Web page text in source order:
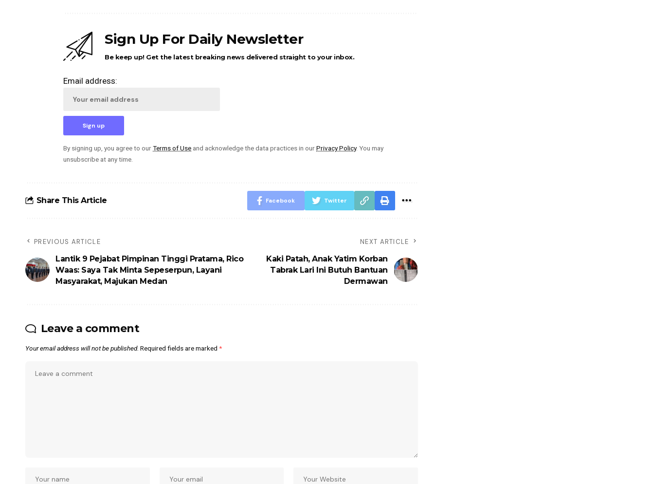
Sign Up For Daily Newsletter
Be keep up! Get the latest breaking news delivered straight to your inbox.
Email address:
By signing up, you agree to ourTerms of Use and acknowledge the data practices in ourPrivacy Policy. You may
unsubscribe at any time.
Share This Article Facebook Twitter
PREVIOUS ARTICLE
Lantik 9 Pejabat Pimpinan Tinggi Pratama, Rico
Waas: Saya Tak Minta Sepeserpun, Layani
Masyarakat, Majukan Medan
NEXT ARTICLE
Kaki Patah, Anak Yatim Korban
Tabrak Lari Ini Butuh Bantuan
Dermawan
Leave a comment
Your email address will not be published. Required fields are marked *